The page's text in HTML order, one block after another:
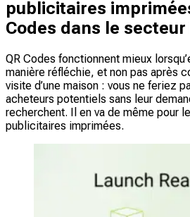
publicitaires
Codes dans le
QR Codes fonctionnent mieux
manière réfléchie, et non pas après
visite d’une maison : vous ne feriez
acheteurs potentiels sans leur
recherchent. Il en va de même pour
publicitaires imprimées.